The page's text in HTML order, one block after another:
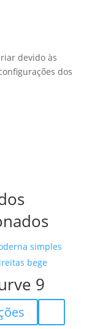
devido às
dos
9
product